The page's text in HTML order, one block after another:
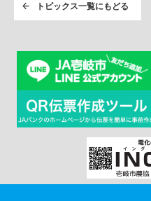
トピックス一覧にもどる